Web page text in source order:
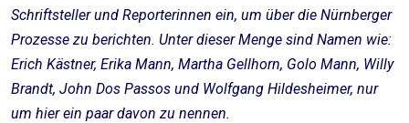
Schriftsteller und Reporterinnen ein, um über die Nürnberger
Prozesse zu berichten. Unter dieser Menge sind Namen wie:
Erich Kästner, Erika Mann, Martha Gellhorn, Golo Mann, Willy
Brandt, John Dos Passos und Wolfgang Hildesheimer, nur
um hier ein paar davon zu nennen.